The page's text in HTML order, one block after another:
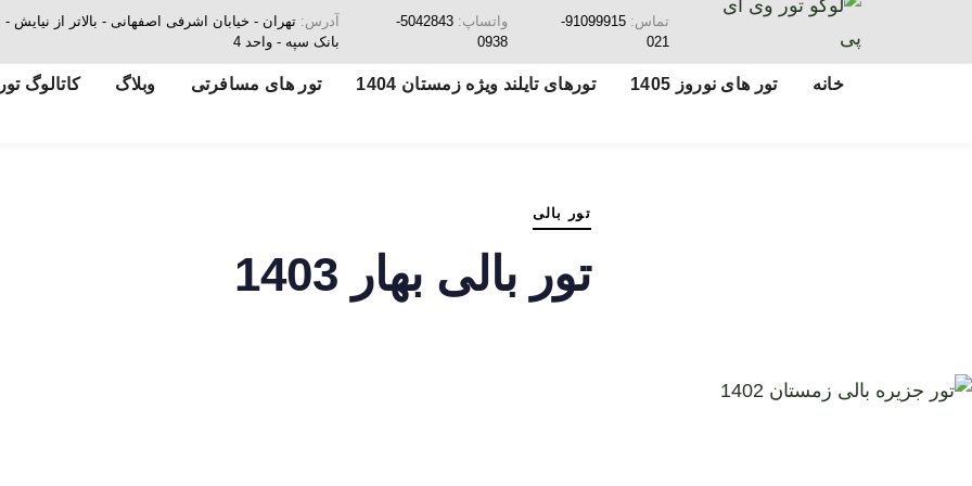
تماس:
91099915-
021
واتساپ:
5042843-
0938
آدرس: تهران - خیابان اشرفی اصفهانی - بالاتر از
بانک سپه - واحد 4
خانه تور های نوروز 1405 تورهای تایلند ویژه زمستان 1404 تور های مسافرتی وبلاگ کاتالوگ
تور بالی
تور بالی بهار 1403